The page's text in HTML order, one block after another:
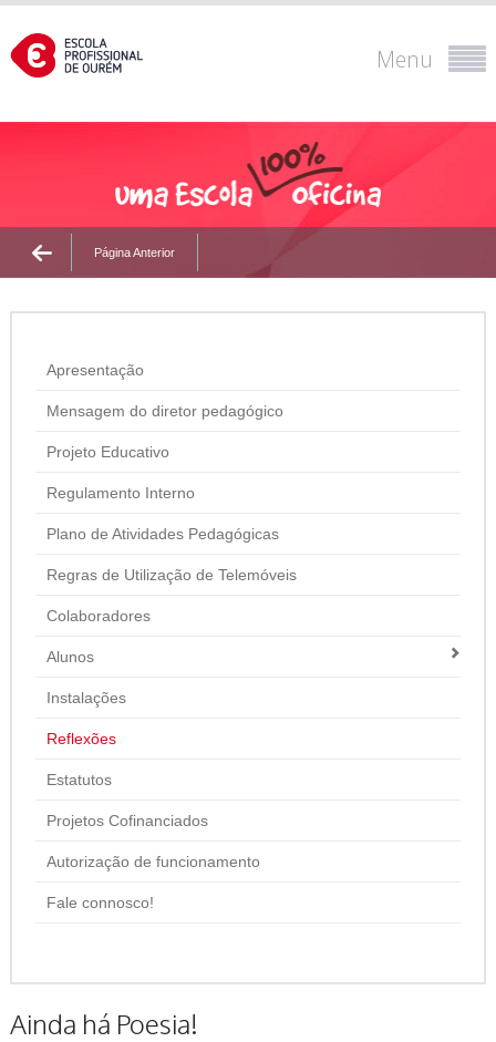
Menu
Página Anterior
Apresentação
Mensagem do diretor pedagógico
Projeto Educativo
Regulamento Interno
Plano de Atividades Pedagógicas
Regras de Utilização de Telemóveis
Colaboradores
Alunos
Instalações
Reflexões
Estatutos
Projetos Cofinanciados
Autorização de funcionamento
Fale connosco!
Ainda há Poesia!